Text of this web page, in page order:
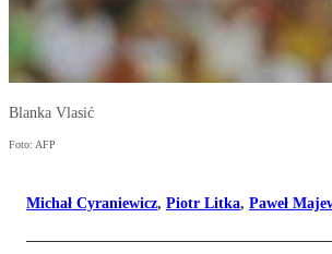
Blanka Vlasić
Foto: AFP
Michał Cyraniewicz, Piotr Litka, Paweł